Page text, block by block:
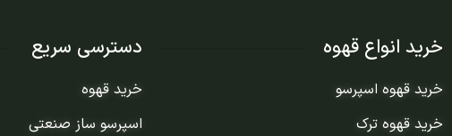
خرید انواع قهوه
خرید قهوه اسپرسو
خرید قهوه ترک
دسترسی سریع
خرید قهوه
اسپرسو ساز صنعتی